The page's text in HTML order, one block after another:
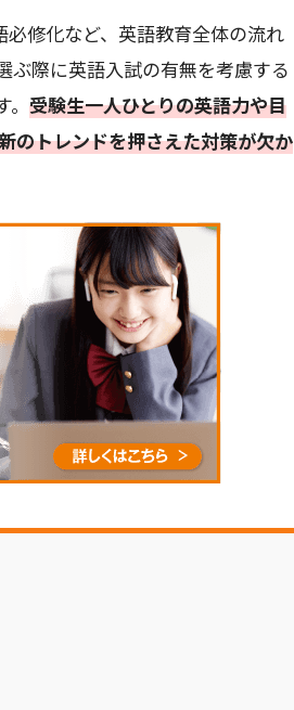
修化など、英語教育全体の流れ
ぶ際に英語入試の有無を考慮する
受験生一人ひとりの英語力や目
のトレンドを押さえた対策が欠か